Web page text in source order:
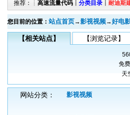
推荐：┊ 高速流量代码 ┊ 分类目录 ┊ 耐迪斯
您目前的位置： 站点首页→影视视频→好电
【相关站点】 【浏览记录】
免
天
网站分类： 影视视频